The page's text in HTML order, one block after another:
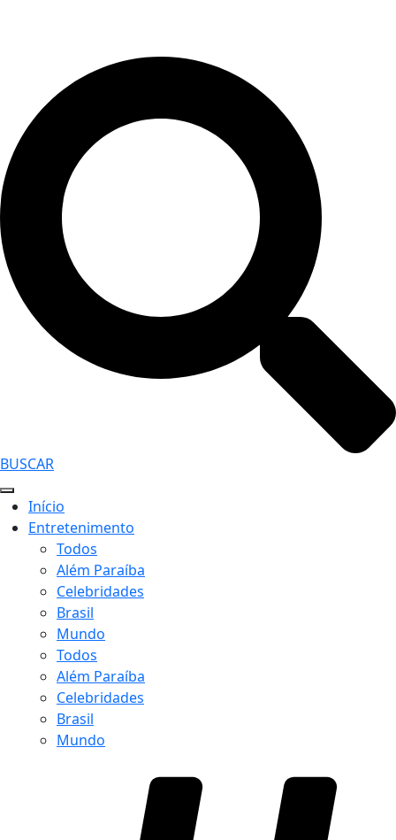
BUSCAR
Início
Entretenimento
Todos
Além Paraíba
Celebridades
Brasil
Mundo
Todos
Além Paraíba
Celebridades
Brasil
Mundo